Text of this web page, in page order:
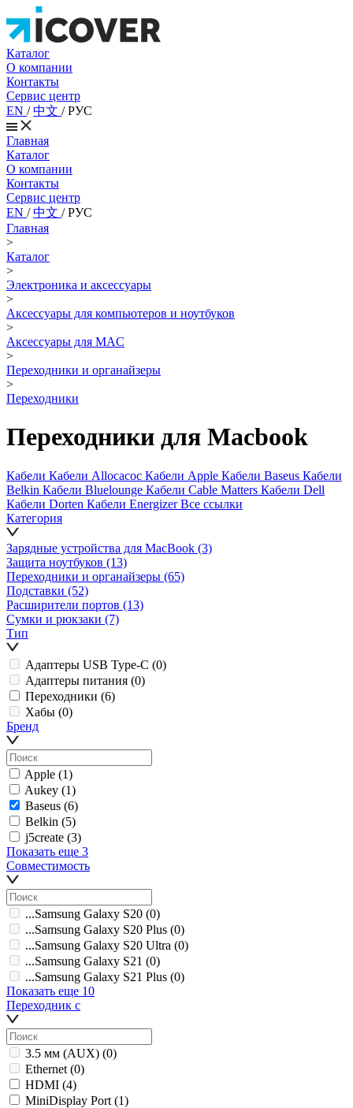
Каталог
О компании
Контакты
Сервис центр
EN /中文 /РУС
Главная
Каталог
О компании
Контакты
Сервис центр
EN /中文 /РУС
Главная
>
Каталог
>
Электроника и аксессуары
>
Аксессуары для компьютеров и ноутбуков
>
Аксессуары для MAC
>
Переходники и органайзеры
>
Переходники
Переходники для Macbook
Кабели Кабели Allocacoc Кабели Apple Кабели Baseus Кабели
Belkin Кабели Bluelounge Кабели Cable Matters Кабели Dell
Кабели Dorten Кабели EnergizerВсе ссылки
Категория
Зарядные устройства для MacBook (3)
Защита ноутбуков (13)
Переходники и органайзеры (65)
Подставки (52)
Расширители портов (13)
Сумки и рюкзаки (7)
Тип
Адаптеры USB Type-C (0)
Адаптеры питания (0)
Переходники (6)
Хабы (0)
Бренд
Apple (1)
Aukey (1)
Baseus (6)
Belkin (5)
j5create (3)
Показать еще 3
Совместимость
...Samsung Galaxy S20 (0)
...Samsung Galaxy S20 Plus (0)
...Samsung Galaxy S20 Ultra (0)
...Samsung Galaxy S21 (0)
...Samsung Galaxy S21 Plus (0)
Показать еще 10
Переходник с
3.5 мм (AUX) (0)
Ethernet (0)
HDMI (4)
MiniDisplay Port (1)